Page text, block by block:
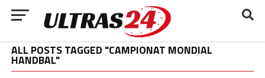
ALL POSTS TAGGED "CAMPIONAT MONDIAL
HANDBAL"